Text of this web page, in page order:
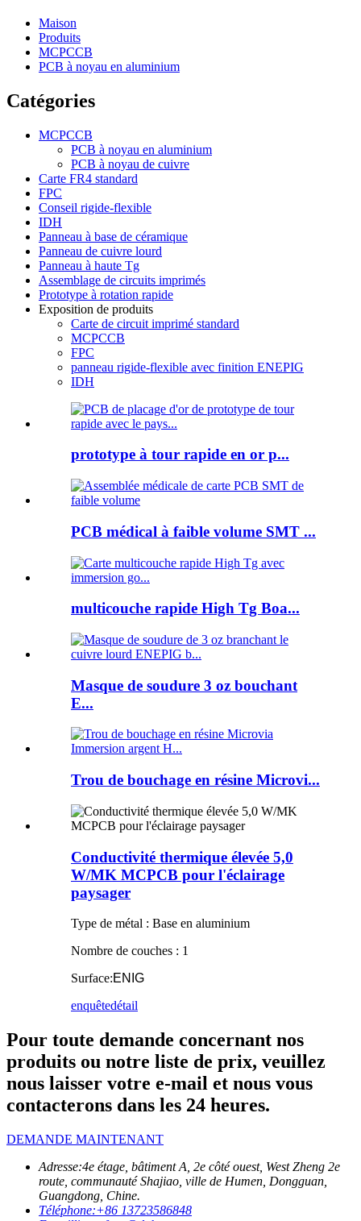
Maison
Produits
MCPCCB
PCB à noyau en aluminium
Catégories
MCPCCB
PCB à noyau en aluminium
PCB à noyau de cuivre
Carte FR4 standard
FPC
Conseil rigide-flexible
IDH
Panneau à base de céramique
Panneau de cuivre lourd
Panneau à haute Tg
Assemblage de circuits imprimés
Prototype à rotation rapide
Exposition de produits
Carte de circuit imprimé standard
MCPCCB
FPC
panneau rigide-flexible avec finition ENEPIG
IDH
prototype à tour rapide en or p...
PCB médical à faible volume SMT ...
multicouche rapide High Tg Boa...
Masque de soudure 3 oz bouchant
E...
Trou de bouchage en résine Microvi...
Conductivité thermique élevée 5,0
W/MK MCPCB pour l'éclairage
paysager
Type de métal : Base en aluminium
Nombre de couches : 1
Surface:ENIG
enquêtedétail
Pour toute demande concernant nos
produits ou notre liste de prix, veuillez
nous laisser votre e-mail et nous vous
contacterons dans les 24 heures.
DEMANDE MAINTENANT
Adresse:4e étage, bâtiment A, 2e côté ouest, West Zheng 2e
route, communauté Shajiao, ville de Humen, Dongguan,
Guangdong, Chine.
Téléphone:+86 13723586848